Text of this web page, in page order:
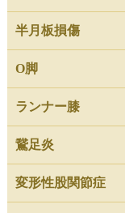
半月板損傷
O脚
ランナー膝
鵞足炎
変形性股関節症